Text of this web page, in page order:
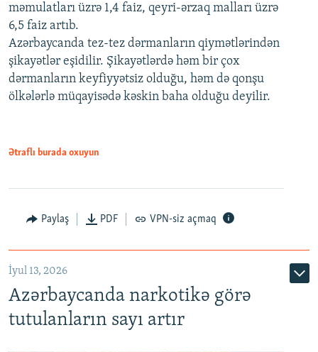
məmulatları üzrə 1,4 faiz, qeyri-ərzaq malları üzrə
6,5 faiz artıb.
Azərbaycanda tez-tez dərmanların qiymətlərindən
şikayətlər eşidilir. Şikayətlərdə həm bir çox
dərmanların keyfiyyətsiz olduğu, həm də qonşu
ölkələrlə müqayisədə kəskin baha olduğu deyilir.
Ətraflı burada oxuyun
Paylaş PDF VPN-siz açmaq
İyul 13, 2026
Azərbaycanda narkotikə görə
tutulanların sayı artır